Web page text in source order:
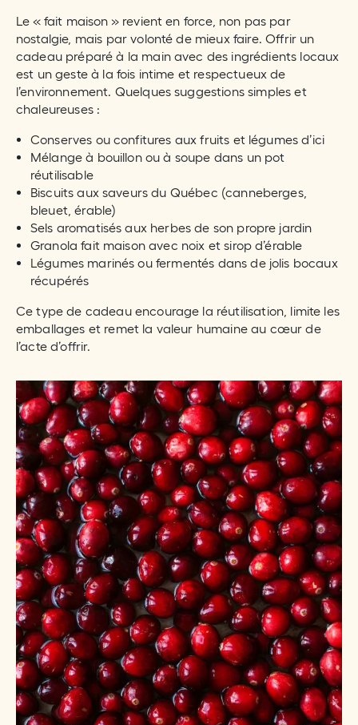
Le « fait maison » revient en force, non pas par
nostalgie, mais par volonté de mieux faire. Offrir un
cadeau préparé à la main avec des ingrédients locaux
est un geste à la fois intime et respectueux de
l’environnement. Quelques suggestions simples et
chaleureuses :
Conserves ou confitures aux fruits et légumes d’ici
Mélange à bouillon ou à soupe dans un pot
réutilisable
Biscuits aux saveurs du Québec (canneberges,
bleuet, érable)
Sels aromatisés aux herbes de son propre jardin
Granola fait maison avec noix et sirop d’érable
Légumes marinés ou fermentés dans de jolis bocaux
récupérés
Ce type de cadeau encourage la réutilisation, limite les
emballages et remet la valeur humaine au cœur de
l’acte d’offrir.